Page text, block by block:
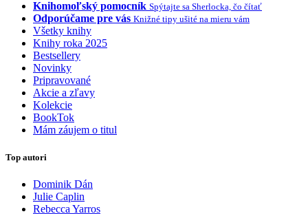
Knihomoľský pomocník Spýtajte sa Sherlocka, čo čítať
Odporúčame pre vás Knižné tipy ušité na mieru vám
Všetky knihy
Knihy roka 2025
Bestsellery
Novinky
Pripravované
Akcie a zľavy
Kolekcie
BookTok
Mám záujem o titul
Top autori
Dominik Dán
Julie Caplin
Rebecca Yarros